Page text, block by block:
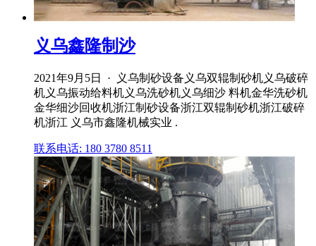
义乌鑫隆制沙
2021年9月5日 · 义乌制砂设备义乌双辊制砂机义乌破碎
机义乌振动给料机义乌洗砂机义乌细沙 料机金华洗砂机
金华细沙回收机浙江制砂设备浙江双辊制砂机浙江破碎
机浙江 义乌市鑫隆机械实业 .
联系电话: 180 3780 8511